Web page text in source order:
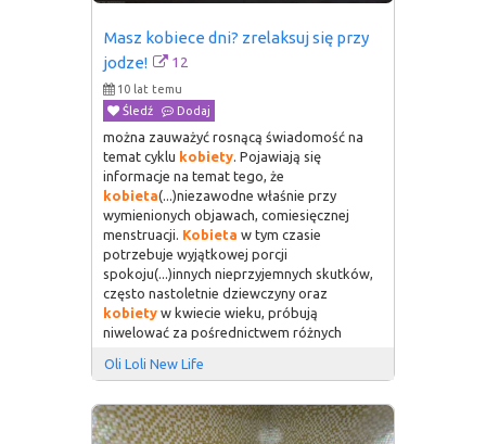
Masz kobiece dni? zrelaksuj się przy
jodze!
12
10 lat temu
Śledź
Dodaj
można zauważyć rosnącą świadomość na
temat cyklu kobiety. Pojawiają się
informacje na temat tego, że
kobieta(...)niezawodne właśnie przy
wymienionych objawach, comiesięcznej
menstruacji. Kobieta w tym czasie
potrzebuje wyjątkowej porcji
spokoju(...)innych nieprzyjemnych skutków,
często nastoletnie dziewczyny oraz
kobiety w kwiecie wieku, próbują
niwelować za pośrednictwem różnych
Oli Loli New Life